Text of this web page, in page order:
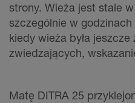
strony. Wieża jest stale
szczególnie w godzinach
kiedy wieża była
zwiedzających,
Matę DITRA 25